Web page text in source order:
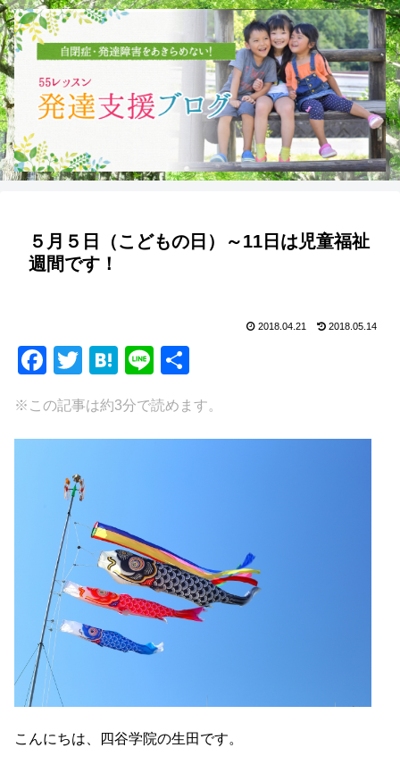
５月５日（こどもの日）～11日は児童福祉
週間です！
2018.04.21 2018.05.14
F
c
e
o
k
T
tt
er
H
e
n
Li
e
※この記事は約3分で読めます。
こんにちは、四谷学院の生田です。